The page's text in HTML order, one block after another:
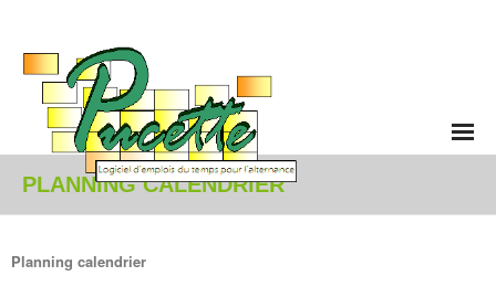
Accueil
PLANNING CALENDRIER
Planning calendrier